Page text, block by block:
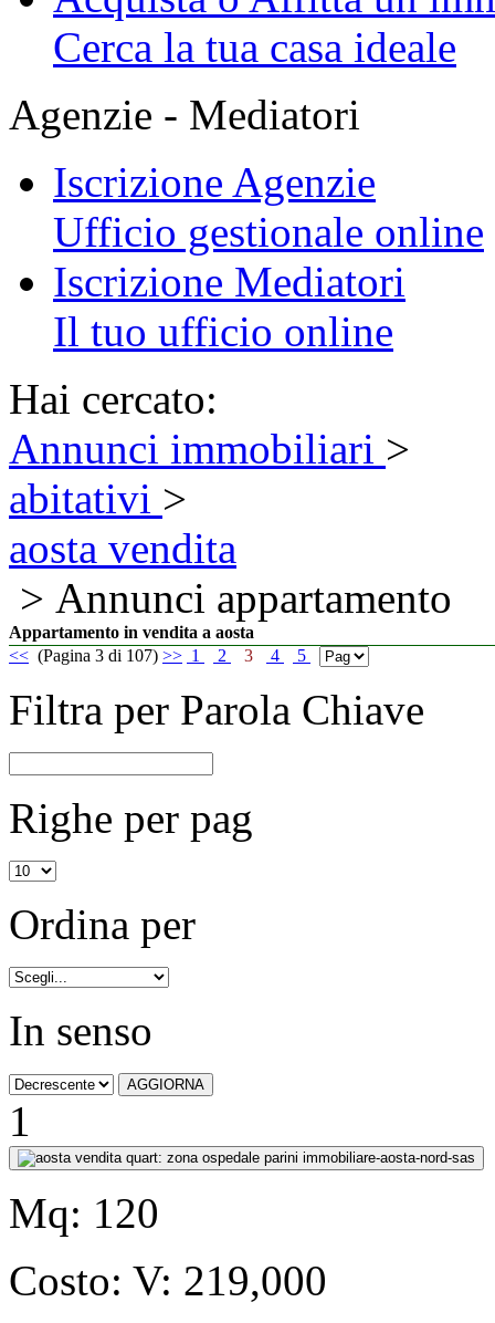
Cerca la tua casa ideale
Agenzie - Mediatori
Iscrizione Agenzie
Ufficio gestionale online
Iscrizione Mediatori
Il tuo ufficio online
Hai cercato:
Annunci immobiliari >
abitativi >
aosta vendita
> Annunci appartamento
Appartamento in vendita a aosta
<< (Pagina 3 di 107) >> 1 2 3 4 5
Filtra per Parola Chiave
Righe per pag
Ordina per
In senso
1
Mq: 120
Costo: V: 219,000